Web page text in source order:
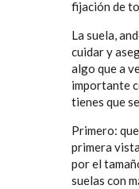
fijación de
La suela,
cuidar y
algo que a
importante
tienes que
Primero:
primera
por el
suelas con